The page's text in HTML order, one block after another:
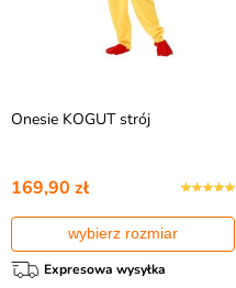
Onesie KOGUT strój
169,90 zł
wybierz rozmiar
Expresowa wysyłka